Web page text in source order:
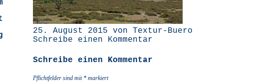
25. August 2015 von Textur-Buero
Schreibe einen Kommentar
Schreibe einen Kommentar
Pflichtfelder sind mit * markiert